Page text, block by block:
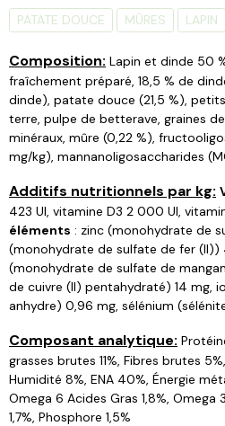
PATATE DOUCE MÛRES LAPIN
Composition: Lapin et dinde 50
fraîchement préparé, 18,5 % de
dinde), patate douce (21,5 %),
terre, pulpe de betterave, graines
minéraux, mûre (0,22 %),
mg/kg), mannanoligosaccharides
Additifs nutritionnels par kg:
423 UI, vitamine D3 2 000 UI,
éléments : zinc (monohydrate de
(monohydrate de sulfate de fer (II))
(monohydrate de sulfate de
de cuivre (II) pentahydraté) 14 mg,
anhydre) 0,96 mg, sélénium
Composant analytique:
grasses brutes 11%, Fibres brutes
Humidité 8%, ENA 40%, Énergie
Omega 6 Acides Gras 1,8%, Omega
1,7%, Phosphore 1,5%